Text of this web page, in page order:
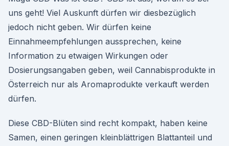
uns geht! Viel Auskunft dürfen wir diesbezüglich
jedoch nicht geben. Wir dürfen keine
Einnahmeempfehlungen aussprechen, keine
Information zu etwaigen Wirkungen oder
Dosierungsangaben geben, weil Cannabisprodukte in
Österreich nur als Aromaprodukte verkauft werden
dürfen.
Diese CBD-Blüten sind recht kompakt, haben keine
Samen, einen geringen kleinblättrigen Blattanteil und